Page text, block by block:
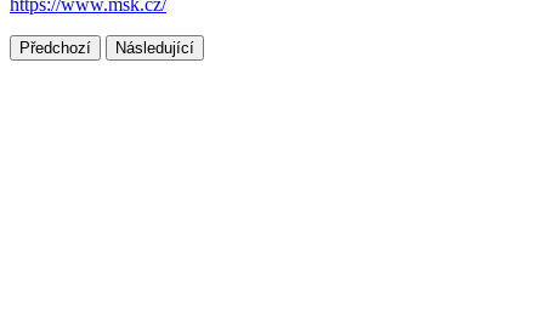
Předchozí Následující